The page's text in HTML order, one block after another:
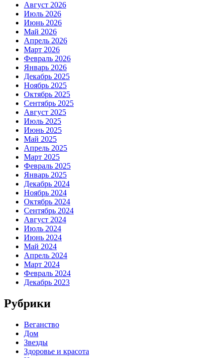
Август 2026
Июль 2026
Июнь 2026
Май 2026
Апрель 2026
Март 2026
Февраль 2026
Январь 2026
Декабрь 2025
Ноябрь 2025
Октябрь 2025
Сентябрь 2025
Август 2025
Июль 2025
Июнь 2025
Май 2025
Апрель 2025
Март 2025
Февраль 2025
Январь 2025
Декабрь 2024
Ноябрь 2024
Октябрь 2024
Сентябрь 2024
Август 2024
Июль 2024
Июнь 2024
Май 2024
Апрель 2024
Март 2024
Февраль 2024
Декабрь 2023
Рубрики
Веганство
Дом
Звезды
Здоровье и красота